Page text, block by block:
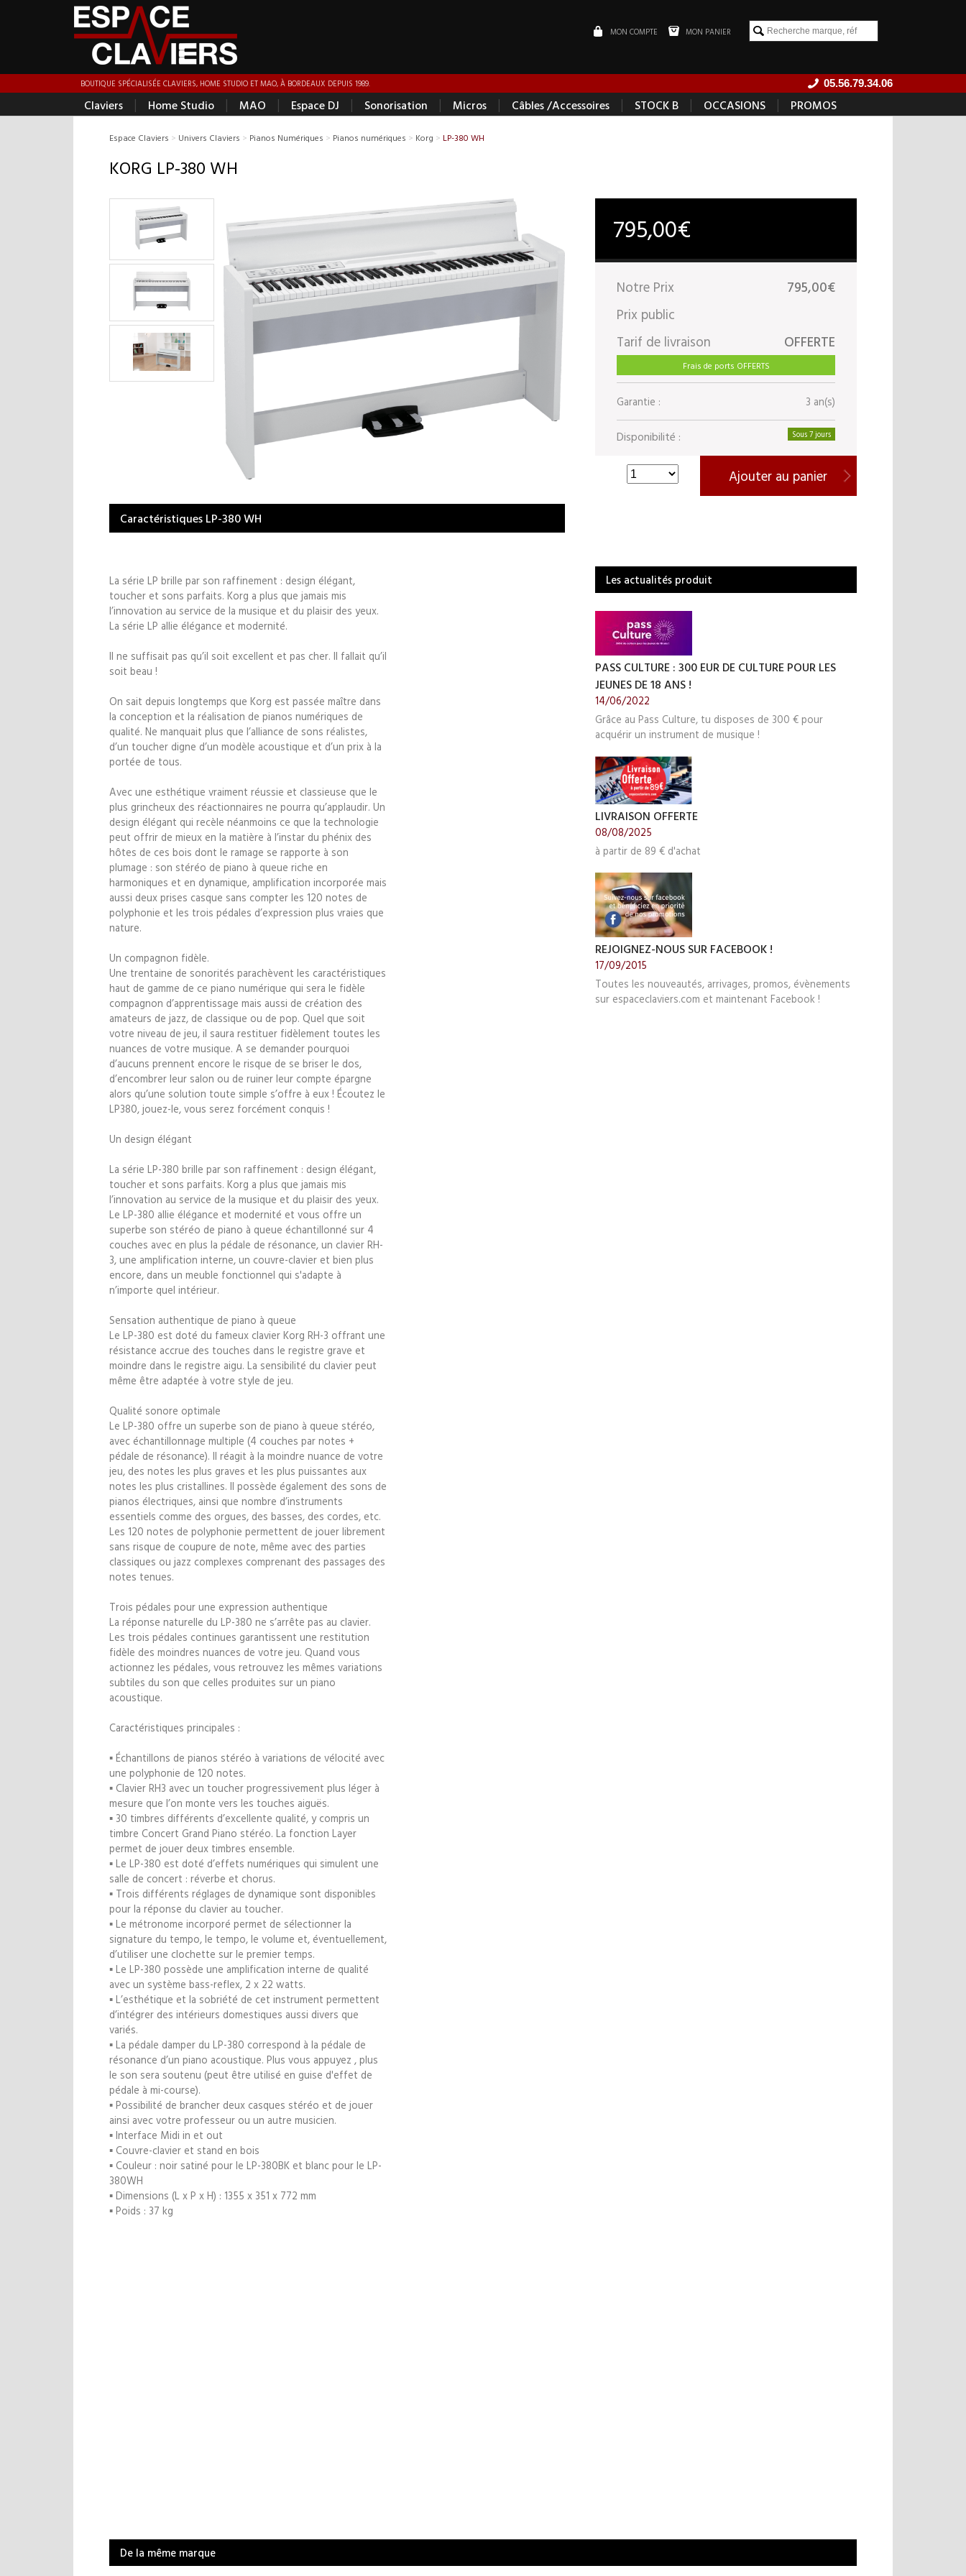
MON PANIER
MON COMPTE
05.56.79.34.06
BOUTIQUE SPÉCIALISÉE CLAVIERS, HOME STUDIO ET MAO, À BORDEAUX DEPUIS 1989.
Claviers | Home Studio | MAO | Espace DJ | Sonorisation | Micros | Câbles /Accessoires | STOCK B | OCCASIONS | PROMOS
Espace Claviers > Univers Claviers > Pianos Numériques > Pianos numériques > Korg > LP-380 WH
KORG LP-380 WH
795,00€
Notre Prix
795,00€
Prix public
Tarif de livraison
OFFERTE
Frais de ports OFFERTS
Garantie : 3 an(s)
Disponibilité : Sous 7 jours
Ajouter au panier
Les actualités produit
PASS CULTURE : 300 EUR DE CULTURE POUR LES
JEUNES DE 18 ANS !
14/06/2022
Grâce au Pass Culture, tu disposes de 300 € pour
acquérir un instrument de musique !
LIVRAISON OFFERTE
08/08/2025
à partir de 89 € d'achat
REJOIGNEZ-NOUS SUR FACEBOOK !
17/09/2015
Toutes les nouveautés, arrivages, promos, évènements
sur espaceclaviers.com et maintenant Facebook !
Caractéristiques LP-380 WH
La série LP brille par son raffinement : design élégant,
toucher et sons parfaits. Korg a plus que jamais mis
l’innovation au service de la musique et du plaisir des yeux.
La série LP allie élégance et modernité.
Il ne suffisait pas qu’il soit excellent et pas cher. Il fallait qu’il
soit beau !
On sait depuis longtemps que Korg est passée maître dans
la conception et la réalisation de pianos numériques de
qualité. Ne manquait plus que l’alliance de sons réalistes,
d’un toucher digne d’un modèle acoustique et d’un prix à la
portée de tous.
Avec une esthétique vraiment réussie et classieuse que le
plus grincheux des réactionnaires ne pourra qu’applaudir. Un
design élégant qui recèle néanmoins ce que la technologie
peut offrir de mieux en la matière à l’instar du phénix des
hôtes de ces bois dont le ramage se rapporte à son
plumage : son stéréo de piano à queue riche en
harmoniques et en dynamique, amplification incorporée mais
aussi deux prises casque sans compter les 120 notes de
polyphonie et les trois pédales d’expression plus vraies que
nature.
Un compagnon fidèle.
Une trentaine de sonorités parachèvent les caractéristiques
haut de gamme de ce piano numérique qui sera le fidèle
compagnon d’apprentissage mais aussi de création des
amateurs de jazz, de classique ou de pop. Quel que soit
votre niveau de jeu, il saura restituer fidèlement toutes les
nuances de votre musique. A se demander pourquoi
d’aucuns prennent encore le risque de se briser le dos,
d’encombrer leur salon ou de ruiner leur compte épargne
alors qu’une solution toute simple s’offre à eux ! Écoutez le
LP380, jouez-le, vous serez forcément conquis !
Un design élégant
La série LP-380 brille par son raffinement : design élégant,
toucher et sons parfaits. Korg a plus que jamais mis
l’innovation au service de la musique et du plaisir des yeux.
Le LP-380 allie élégance et modernité et vous offre un
superbe son stéréo de piano à queue échantillonné sur 4
couches avec en plus la pédale de résonance, un clavier RH-
3, une amplification interne, un couvre-clavier et bien plus
encore, dans un meuble fonctionnel qui s'adapte à
n’importe quel intérieur.
Sensation authentique de piano à queue
Le LP-380 est doté du fameux clavier Korg RH-3 offrant une
résistance accrue des touches dans le registre grave et
moindre dans le registre aigu. La sensibilité du clavier peut
même être adaptée à votre style de jeu.
Qualité sonore optimale
Le LP-380 offre un superbe son de piano à queue stéréo,
avec échantillonnage multiple (4 couches par notes +
pédale de résonance). Il réagit à la moindre nuance de votre
jeu, des notes les plus graves et les plus puissantes aux
notes les plus cristallines. Il possède également des sons de
pianos électriques, ainsi que nombre d’instruments
essentiels comme des orgues, des basses, des cordes, etc.
Les 120 notes de polyphonie permettent de jouer librement
sans risque de coupure de note, même avec des parties
classiques ou jazz complexes comprenant des passages des
notes tenues.
Trois pédales pour une expression authentique
La réponse naturelle du LP-380 ne s’arrête pas au clavier.
Les trois pédales continues garantissent une restitution
fidèle des moindres nuances de votre jeu. Quand vous
actionnez les pédales, vous retrouvez les mêmes variations
subtiles du son que celles produites sur un piano
acoustique.
Caractéristiques principales :
▪ Échantillons de pianos stéréo à variations de vélocité avec
une polyphonie de 120 notes.
▪ Clavier RH3 avec un toucher progressivement plus léger à
mesure que l’on monte vers les touches aiguës.
▪ 30 timbres différents d’excellente qualité, y compris un
timbre Concert Grand Piano stéréo. La fonction Layer
permet de jouer deux timbres ensemble.
▪ Le LP-380 est doté d’effets numériques qui simulent une
salle de concert : réverbe et chorus.
▪ Trois différents réglages de dynamique sont disponibles
pour la réponse du clavier au toucher.
▪ Le métronome incorporé permet de sélectionner la
signature du tempo, le tempo, le volume et, éventuellement,
d’utiliser une clochette sur le premier temps.
▪ Le LP-380 possède une amplification interne de qualité
avec un système bass-reflex, 2 x 22 watts.
▪ L’esthétique et la sobriété de cet instrument permettent
d’intégrer des intérieurs domestiques aussi divers que
variés.
▪ La pédale damper du LP-380 correspond à la pédale de
résonance d’un piano acoustique. Plus vous appuyez , plus
le son sera soutenu (peut être utilisé en guise d'effet de
pédale à mi-course).
▪ Possibilité de brancher deux casques stéréo et de jouer
ainsi avec votre professeur ou un autre musicien.
▪ Interface Midi in et out
▪ Couvre-clavier et stand en bois
▪ Couleur : noir satiné pour le LP-380BK et blanc pour le LP-
380WH
▪ Dimensions (L x P x H) : 1355 x 351 x 772 mm
▪ Poids : 37 kg
De la même marque